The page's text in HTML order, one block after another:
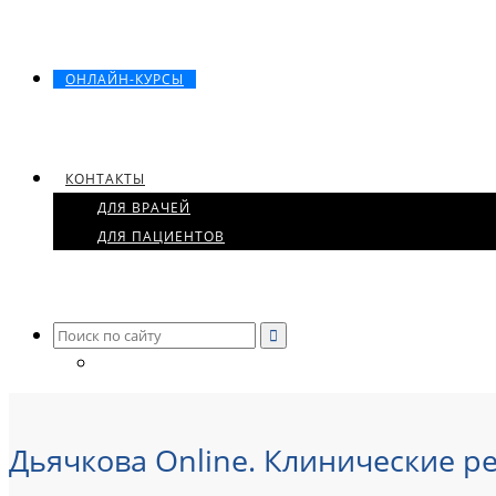
ОНЛАЙН-КУРСЫ
КОНТАКТЫ
ДЛЯ ВРАЧЕЙ
ДЛЯ ПАЦИЕНТОВ
Search
for:
Дьячкова Online. Клинические